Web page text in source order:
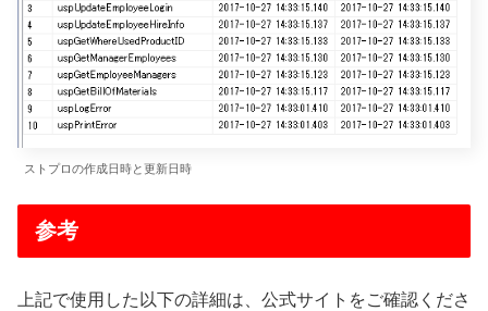
ストプロの作成日時と更新日時
参考
上記で使用した以下の詳細は、公式サイトをご確認くださ